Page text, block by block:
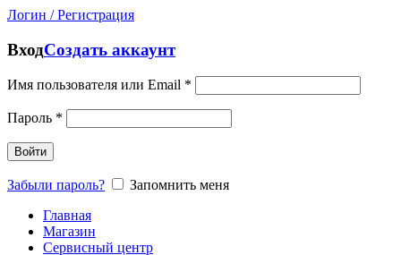
Логин / Регистрация
ВходСоздать аккаунт
Имя пользователя или Email *
Пароль *
Войти
Забыли пароль?
Запомнить меня
Главная
Магазин
Сервисный центр